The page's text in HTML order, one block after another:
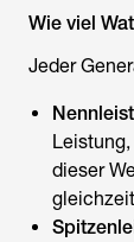
Wie viel
Jeder
dieser